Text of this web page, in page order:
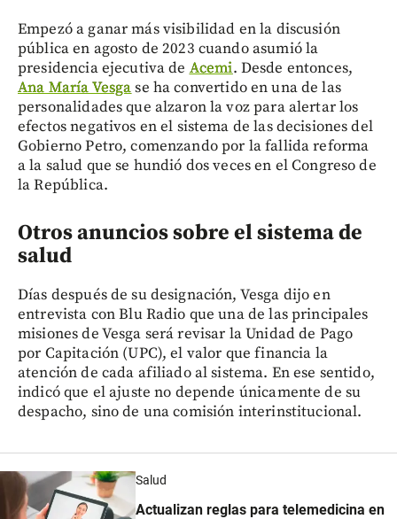
Empezó a ganar más visibilidad en la discusión
pública en agosto de 2023 cuando asumió la
presidencia ejecutiva de Acemi. Desde entonces,
Ana María Vesgase ha convertido en una de las
personalidades que alzaron la voz para alertar los
efectos negativos en el sistema de las decisiones del
Gobierno Petro, comenzando por la fallida reforma
a la salud que se hundió dos veces en el Congreso de
la República.
Otros anuncios sobre el sistema de
salud
Días después de su designación, Vesga dijo en
entrevista con Blu Radio que una de las principales
misiones de Vesga será revisar la Unidad de Pago
por Capitación (UPC), el valor que financia la
atención de cada afiliado al sistema. En ese sentido,
indicó que el ajuste no depende únicamente de su
despacho, sino de una comisión interinstitucional.
Salud
Actualizan reglas para telemedicina en